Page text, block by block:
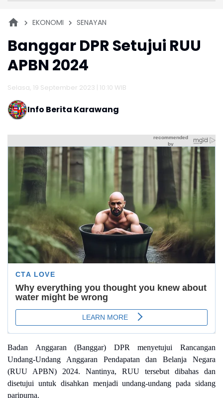
EKONOMI SENAYAN
Banggar DPR Setujui RUU
APBN 2024
Selasa, 19 September 2023 | 10:10 WIB
Info Berita Karawang
Badan Anggaran (Banggar) DPR menyetujui Rancangan
Undang-Undang Anggaran Pendapatan dan Belanja Negara
(RUU APBN) 2024. Nantinya, RUU tersebut dibahas dan
disetujui untuk disahkan menjadi undang-undang pada sidang
paripurna.